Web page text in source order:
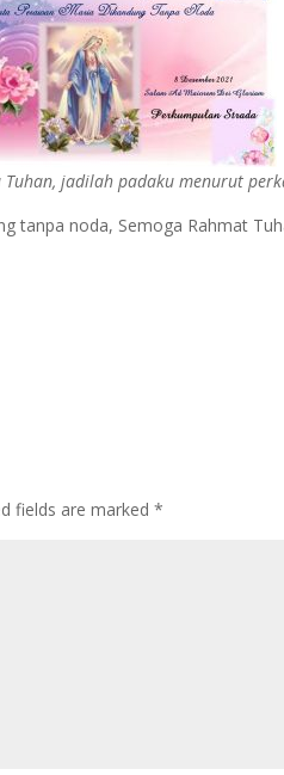
jadilah padaku menurut
tanpa noda, Semoga Rahmat
fields are marked*